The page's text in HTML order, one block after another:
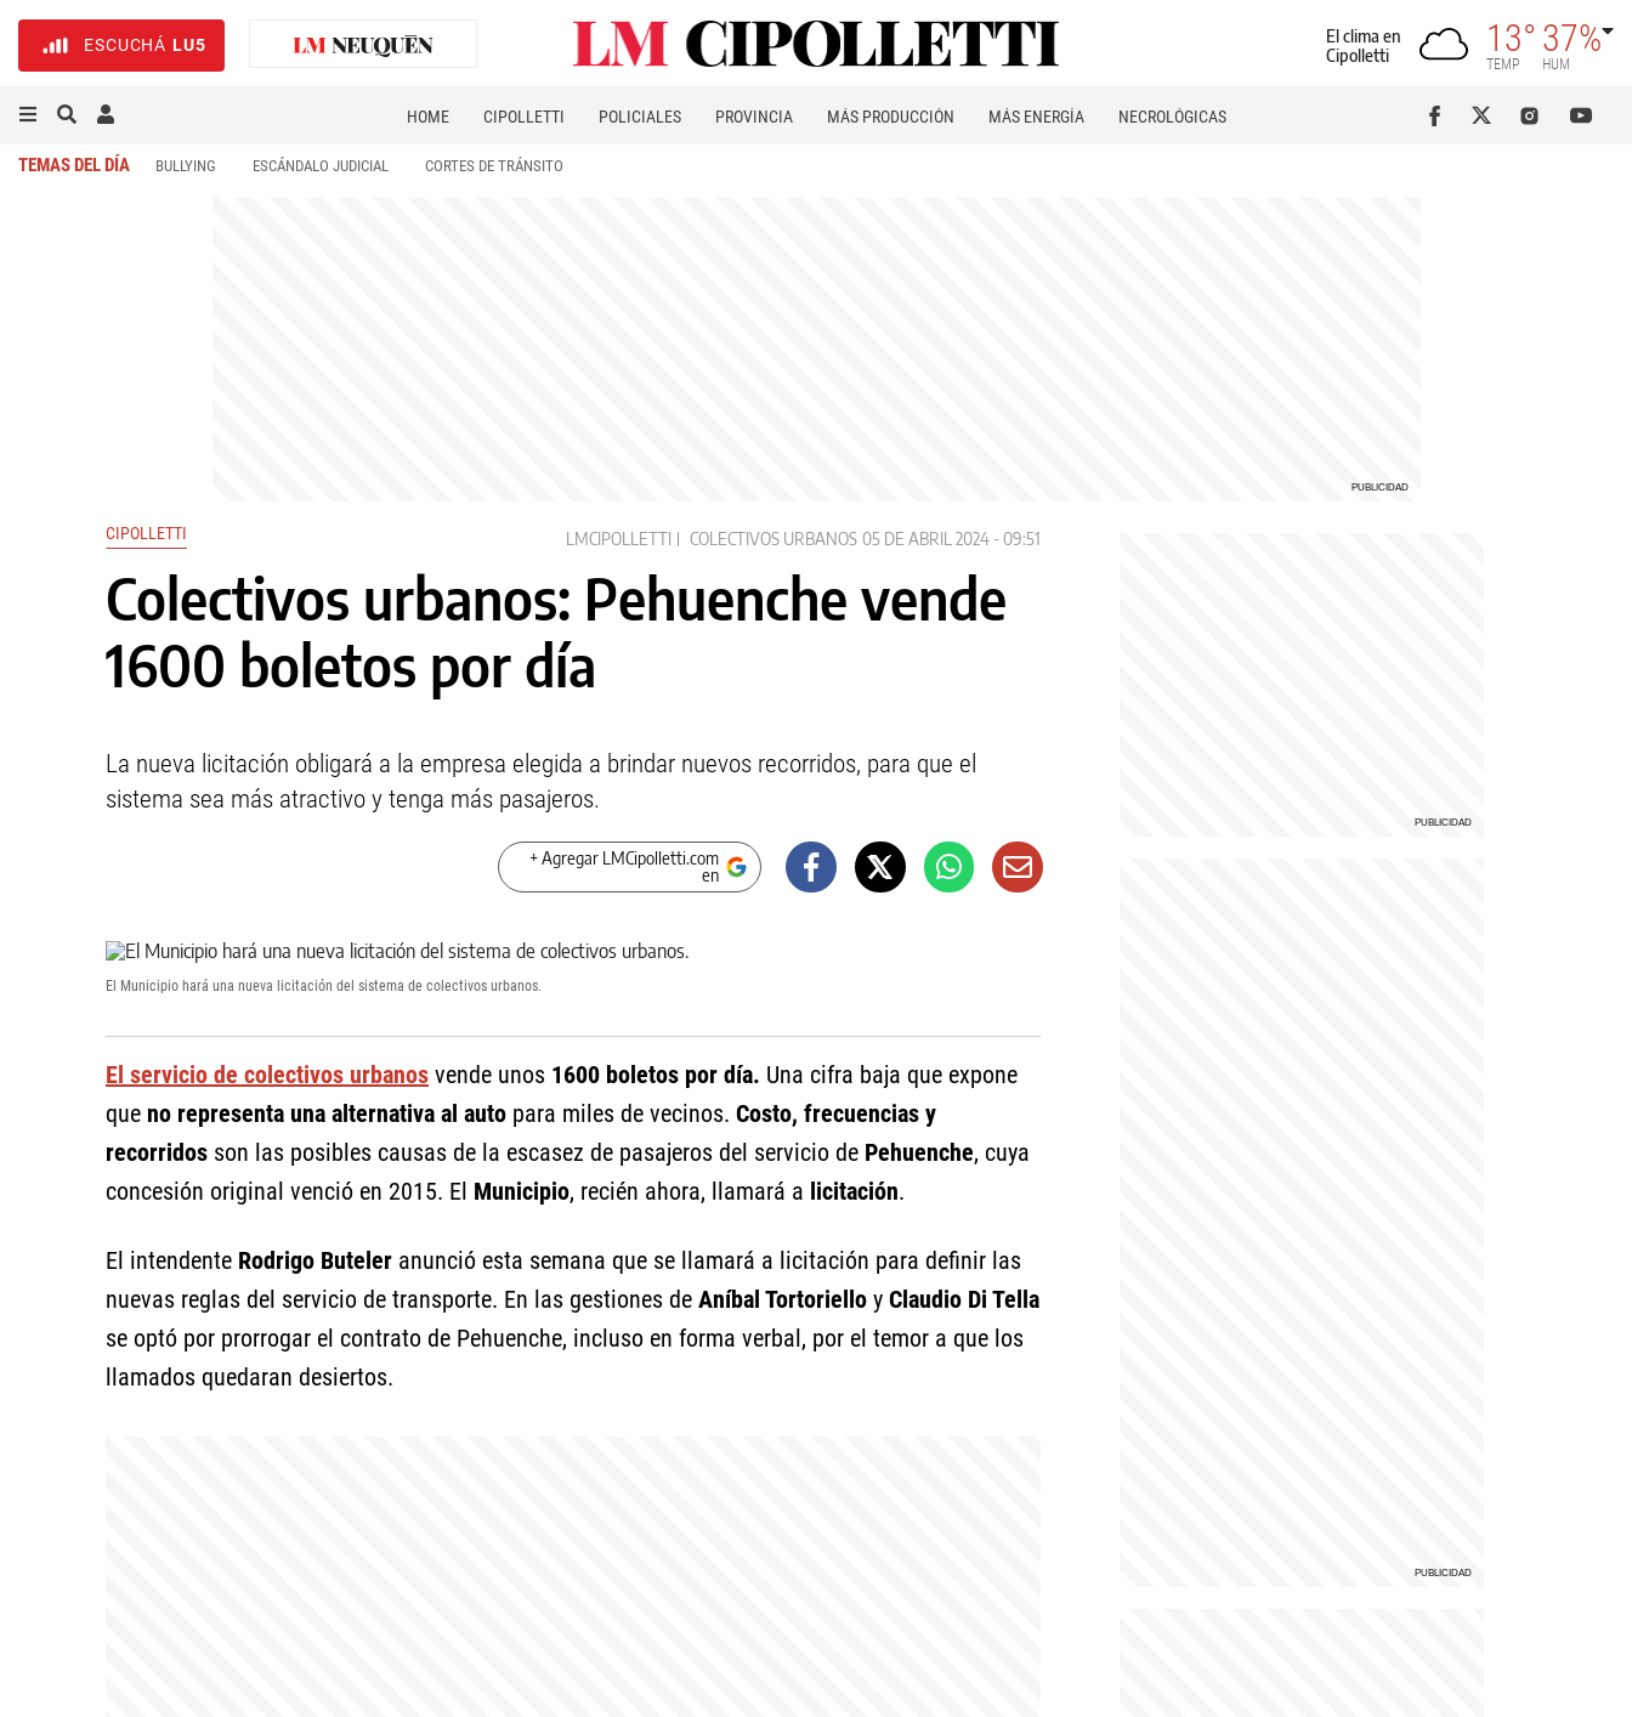
ESCUCHÁ LU5
El clima en
Cipolletti
13°
TEMP
37%
HUM
HOME CIPOLLETTI POLICIALES PROVINCIA MÁS PRODUCCIÓN MÁS ENERGÍA NECROLÓGICAS
TEMAS DEL DÍA BULLYING ESCÁNDALO JUDICIAL CORTES DE TRÁNSITO
CIPOLLETTI LMCIPOLLETTI COLECTIVOS URBANOS 05 DE ABRIL 2024 - 09:51
Colectivos urbanos: Pehuenche vende
1600 boletos por día
La nueva licitación obligará a la empresa elegida a brindar nuevos recorridos, para que el
sistema sea más atractivo y tenga más pasajeros.
+ Agregar LMCipolletti.com
en
El Municipio hará una nueva licitación del sistema de colectivos urbanos.
El servicio de colectivos urbanos vende unos 1600 boletos por día. Una cifra baja que expone
que no representa una alternativa al auto para miles de vecinos. Costo, frecuencias y
recorridos son las posibles causas de la escasez de pasajeros del servicio de Pehuenche, cuya
concesión original venció en 2015. El Municipio, recién ahora, llamará a licitación.
El intendente Rodrigo Buteler anunció esta semana que se llamará a licitación para definir las
nuevas reglas del servicio de transporte. En las gestiones de Aníbal Tortoriello y Claudio Di Tella
se optó por prorrogar el contrato de Pehuenche, incluso en forma verbal, por el temor a que los
llamados quedaran desiertos.